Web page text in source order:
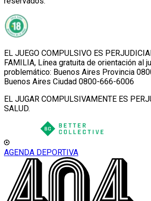
EL JUEGO COMPULSIVO ES
FAMILIA, Línea gratuita de orientación al
problemático: Buenos Aires Provincia
Buenos Aires Ciudad 0800-666-6006
EL JUGAR COMPULSIVAMENTE ES
SALUD.
AGENDA DEPORTIVA